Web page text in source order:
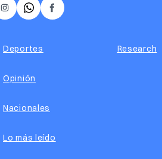
𝕏 Facebook
Instagram
Deportes
Opinión
Nacionales
Lo más leído
Research